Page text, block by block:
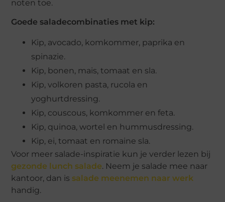
noten toe.
Goede saladecombinaties met kip:
Kip, avocado, komkommer, paprika en
spinazie.
Kip, bonen, mais, tomaat en sla.
Kip, volkoren pasta, rucola en
yoghurtdressing.
Kip, couscous, komkommer en feta.
Kip, quinoa, wortel en hummusdressing.
Kip, ei, tomaat en romaine sla.
Voor meer salade-inspiratie kun je verder lezen bij
gezonde lunch salade. Neem je salade mee naar
kantoor, dan is salade meenemen naar werk
handig.